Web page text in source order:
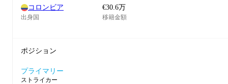
コロンビア
出身国
€30.6万
移籍金額
ポジション
プライマリー
ストライカー